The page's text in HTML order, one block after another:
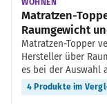
WOHNEN
Matratzen-
Raumgewicht
Matratzen-Topper
Hersteller über
es bei der Auswahl
4 Produkte im